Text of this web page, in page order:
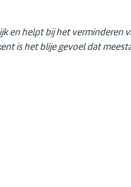
en helpt bij het verminderen
is het blije gevoel dat